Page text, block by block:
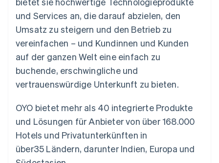
Connections
Verbundene
Product roadmap
Radar
Betrugsprävention
Atlas
Start-up-Gründung
Climate
Bewirtung, Reisen und
Freizeit
Versicherungen
Medien und
Unterhaltung
Gemeinnützige
Organisationen
Fachdienstleistungen
Öffentlicher Sektor
Einzelhandel
Ecosystem
Partner
Stripe App-Marktplatz
Verwaltung von
Diensten mit Agenten
App-Integrationen
Code-Beispiele
Entwickler-Blog
Sales-Team
kontaktieren
Partner werden
und Services an, die darauf abzielen, den
Umsatz zu steigern und den Betrieb zu
vereinfachen – und Kundinnen und Kunden
auf der ganzen Welt eine einfach zu
buchende, erschwingliche und
vertrauenswürdige Unterkunft zu bieten.
OYO bietet mehr als 40 integrierte Produkte
und Lösungen für Anbieter von über 168.000
Hotels und Privatunterkünften in
über35 Ländern, darunter Indien, Europa und